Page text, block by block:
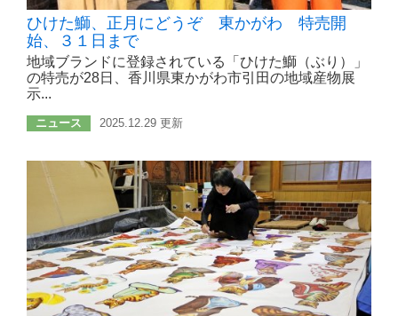
ひけた鰤、正月にどうぞ 東かがわ 特売開
始、３１日まで
地域ブランドに登録されている「ひけた鰤（ぶり）」
の特売が28日、香川県東かがわ市引田の地域産物展
示...
ニュース 2025.12.29 更新